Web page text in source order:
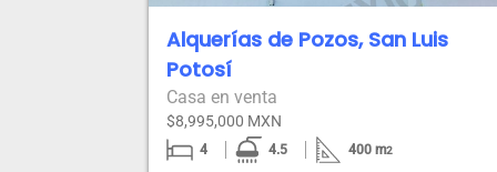
Alquerías de Pozos, San Luis
Potosí
Casa en venta
$8,995,000 MXN
4 4.5 400m2